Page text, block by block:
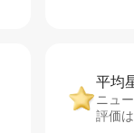
平均
ニュ
評価